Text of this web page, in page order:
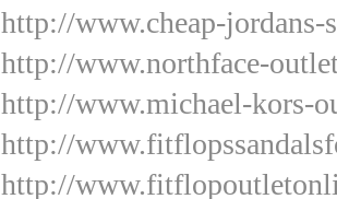
http://www.cheap-jordans-
http://www.northface-
http://www.michael-kors-
http://
http://